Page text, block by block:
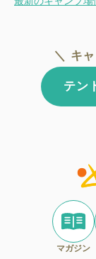
＼ キ
テン
マガジン